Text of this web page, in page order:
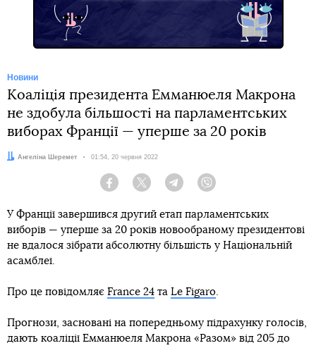
Новини
Коаліція президента Емманюеля Макрона
не здобула більшості на парламентських
виборах Франції — уперше за 20 років
Автор:
Ангеліна Шеремет Дата:
01:54, 20 червня 2022
Facebook Twitter Telegram
У Франції завершився другий етап парламентських
виборів — уперше за 20 років новообраному президентові
не вдалося зібрати абсолютну більшість у Національній
асамблеї.
Про це повідомляє France 24 та Le Figaro.
Прогнози, засновані на попередньому підрахунку голосів,
дають коаліції Емманюеля Макрона «Разом» від 205 до